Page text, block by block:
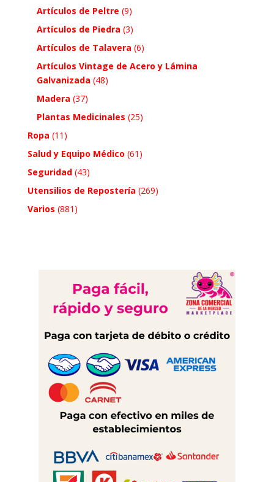
Artículos de Peltre (9)
Artículos de Piedra (3)
Artículos de Talavera (6)
Artículos Vintage de Acero y Lámina
Galvanizada (48)
Madera (37)
Plantas Medicinales (25)
Ropa (11)
Salud y Equipo Médico (61)
Seguridad (43)
Utensilios de Repostería (269)
Varios (881)